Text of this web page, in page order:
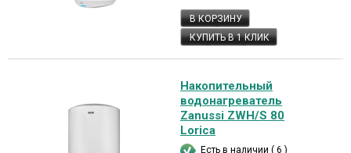
В КОРЗИНУ
КУПИТЬ В 1 КЛИК
Накопительный
водонагреватель
Zanussi ZWH/S 80
Lorica
Есть в наличии ( 6 )